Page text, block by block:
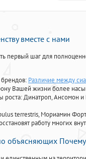
вместе с нами
первый шаг для
Различие между
Вашей жизни более
роста: Динатроп, Ансомон
terrestris, Мориамин
работу многих
объясняющих